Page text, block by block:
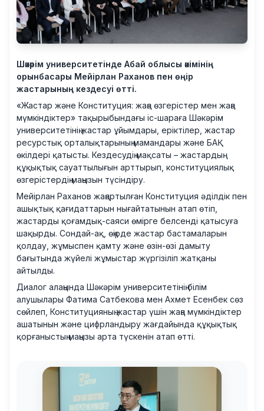
Шәкәрім университетінде Абай облысы әкімінің
орынбасары Мейірлан Раханов пен өңір
жастарының кездесуі өтті.
«Жастар және Конституция: жаңа өзгерістер мен жаңа
мүмкіндіктер» тақырыбындағы іс-шараға Шәкәрім
университетінің жастар ұйымдары, еріктілер, жастар
ресурстық орталықтарының мамандары және БАҚ
өкілдері қатысты. Кездесудің мақсаты – жастардың
құқықтық сауаттылығын арттырып, конституциялық
өзгерістердің маңызын түсіндіру.
Мейірлан Раханов жаңартылған Конституция әділдік пен
ашықтық қағидаттарын нығайтатынын атап өтіп,
жастарды қоғамдық-саяси өмірге белсенді қатысуға
шақырды. Сондай-ақ, өңірде жастар бастамаларын
қолдау, жұмыспен қамту және өзін-өзі дамыту
бағытында жүйелі жұмыстар жүргізіліп жатқаны
айтылды.
Диалог алаңында Шәкәрім университетінің білім
алушылары Фатима Сатбекова мен Ахмет Есенбек сөз
сөйлеп, Конституцияның жастар үшін жаңа мүмкіндіктер
ашатынын және цифрландыру жағдайында құқықтық
қорғаныстың маңызы арта түскенін атап өтті.